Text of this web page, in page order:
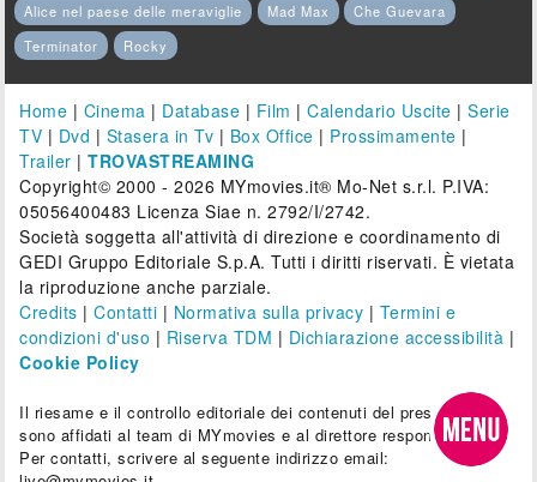
Alice nel paese delle meraviglie
Mad Max
Che Guevara
Terminator
Rocky
Home | Cinema | Database | Film |Calendario Uscite |Serie
TV | Dvd | Stasera in Tv | Box Office | Prossimamente |
Trailer |TROVASTREAMING
Copyright© 2000 - 2026 MYmovies.it® Mo-Net s.r.l. P.IVA:
05056400483 Licenza Siae n. 2792/I/2742.
Società soggetta all'attività di direzione e coordinamento di
GEDI Gruppo Editoriale S.p.A. Tutti i diritti riservati. È vietata
la riproduzione anche parziale.
Credits |Contatti | Normativa sulla privacy | Termini e
condizioni d'uso | Riserva TDM | Dichiarazione accessibilità |
Cookie Policy
Il riesame e il controllo editoriale dei contenuti del presente sito
sono affidati al team di MYmovies e al direttore responsabile.
Per contatti, scrivere al seguente indirizzo email: